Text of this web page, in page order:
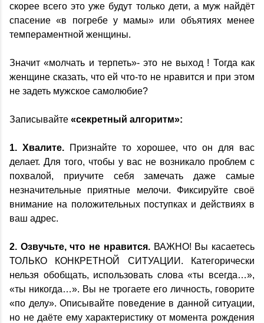
скорее всего это уже будут только дети, а муж найдёт
спасение «в погребе у мамы» или объятиях менее
темпераментной женщины.
Значит «молчать и терпеть»- это не выход ! Тогда как
женщине сказать, что ей что-то не нравится и при этом
не задеть мужское самолюбие?
Записывайте «секретный алгоритм»:
1. Хвалите.Признайте то хорошее, что он для вас
делает. Для того, чтобы у вас не возникало проблем с
похвалой, приучите себя замечать даже самые
незначительные приятные мелочи. Фиксируйте своё
внимание на положительных поступках и действиях в
ваш адрес.
2. Озвучьте, что не нравится. ВАЖНО! Вы касаетесь
ТОЛЬКО КОНКРЕТНОЙ СИТУАЦИИ. Категорически
нельзя обобщать, использовать слова «ты всегда…»,
«ты никогда…». Вы не трогаете его личность, говорите
«по делу». Описывайте поведение в данной ситуации,
но не даёте ему характеристику от момента рождения